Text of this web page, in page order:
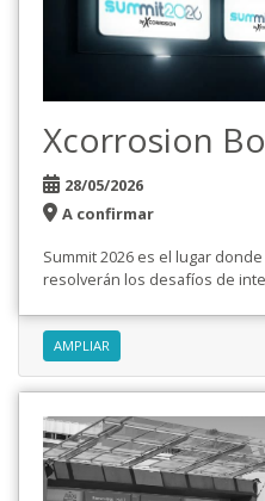
Xcorrosion
28/05/2026
A confirmar
Summit 2026 es el lugar
resolverán los desafíos de
AMPLIAR